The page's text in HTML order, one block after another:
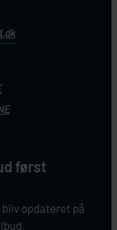
først
opdateret på